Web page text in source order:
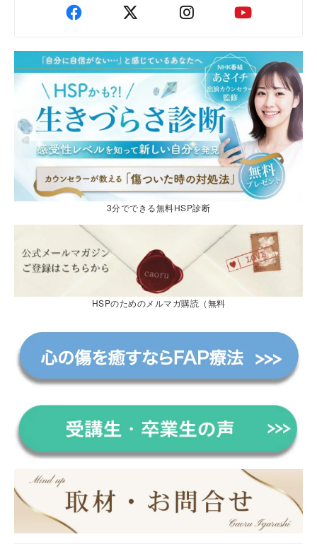
3分でできる無料HSP診断
HSPのためのメルマガ購読（無料